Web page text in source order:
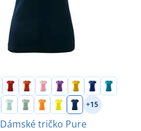
+15
Dámské tričko Pure